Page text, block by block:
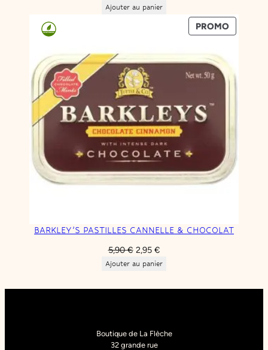
Ajouter au panier
PROMOPRODUIT
EN
BARKLEY’S PASTILLES CANNELLE & CHOCOLAT
5,90€ Le
prix
était :
2,95 €Le
prix
est :
Ajouter au panier
Boutique de La Flèche
32 grande rue